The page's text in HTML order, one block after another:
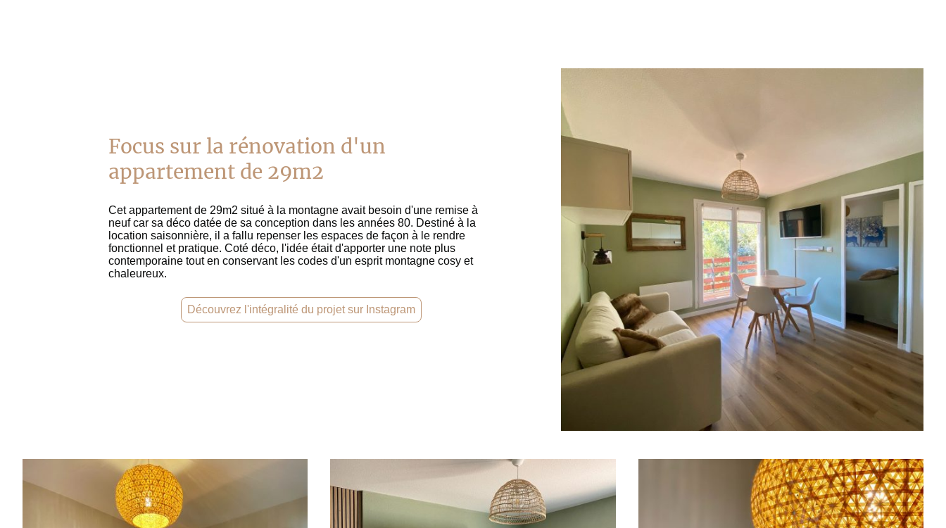
Focus sur la rénovation d'un
appartement de 29m2
Cet appartement de 29m2 situé à la montagne avait besoin d'une remise à
neuf car sa déco datée de sa conception dans les années 80. Destiné à la
location saisonnière, il a fallu repenser les espaces de façon à le rendre
fonctionnel et pratique. Coté déco, l'idée était d'apporter une note plus
contemporaine tout en conservant les codes d'un esprit montagne cosy et
chaleureux.
Découvrez l'intégralité du projet sur Instagram